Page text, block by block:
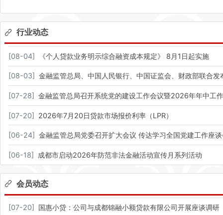
行业动态
[08-04] 《个人贷款业务明示综合融资成本规定》 8月1日起实施
[08-03] 金融监管总局、中国人民银行、中国证监会、财政部联合
[07-28] 金融监管总局召开系统党的建设工作会议暨2026年年中工
[07-20] 2026年7月20日贷款市场报价利率（LPR）
[06-24] 金融监管总局党委召开扩大会议 传达学习全国党建工作座
[06-18] 成都市启动2026年防范非法金融活动宣传月系列活动
会员动态
[07-20] 国惠小贷：公司与成都锦融小额贷款有限公司开展座谈调研